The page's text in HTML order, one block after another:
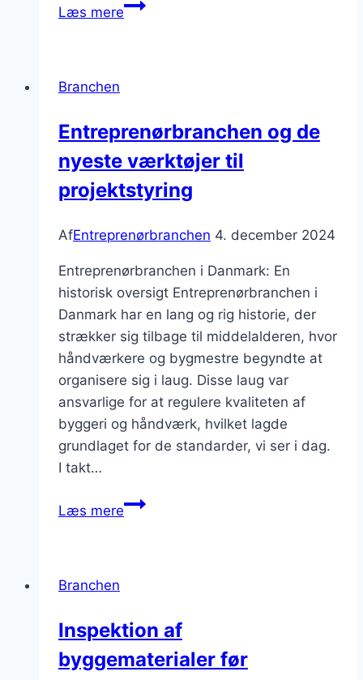
Læs mereRenovering
funktionalitet
Branchen
Entreprenørbranchen og de
nyeste værktøjer til
projektstyring
AfEntreprenørbranchen 4. december 2024
Entreprenørbranchen i Danmark: En
historisk oversigt Entreprenørbranchen i
Danmark har en lang og rig historie, der
strækker sig tilbage til middelalderen, hvor
håndværkere og bygmestre begyndte at
organisere sig i laug. Disse laug var
ansvarlige for at regulere kvaliteten af
byggeri og håndværk, hvilket lagde
grundlaget for de standarder, vi ser i dag.
I takt…
Læs mereEntreprenørbranchen
projektstyring
Branchen
Inspektion af
byggematerialer før